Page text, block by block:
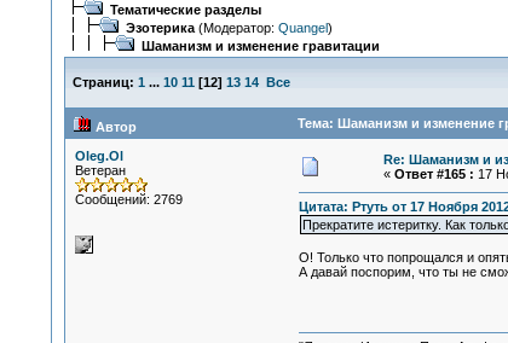
Тематические разделы
Эзотерика(Модератор: Quangel)
Шаманизм и изменение гравитации
Страниц: 1 ... 10 11 [12] 13 14 Все
Автор Тема: Шаманизм и изменение
Oleg.Ol
Ветеран
Сообщений: 2769
Re: Шаманизм и
« Ответ #165 : 17
Цитата: Ртуть от 17 Ноября
Прекратите истеритку. Как
О! Только что попрощался и
А давай поспорим, что ты не